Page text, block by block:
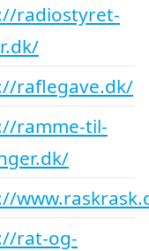
radiostyret-
raflegave.dk/
ramme-til-
rat-og-